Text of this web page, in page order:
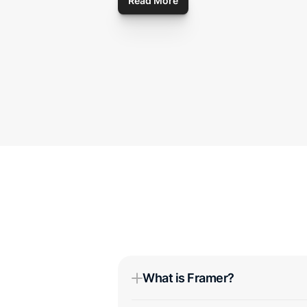
What is Framer?